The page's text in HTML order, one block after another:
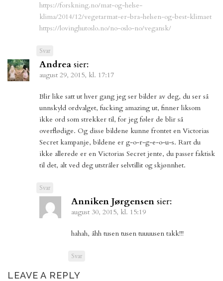
https://forskning.no/mat-og-helse-
klima/2014/12/vegetarmat-er-bra-helsen-og-best-klimaet
https://lovinghutoslo.no/no-oslo-no/vegansk/
Svar
Andrea sier:
august 29, 2015, kl. 17:17
Blir like satt ut hver gang jeg ser bilder av deg, du ser så
unnskyld ordvalget, fucking amazing ut, finner liksom
ikke ord som strekker til, for jeg føler de blir så
overflødige. Og disse bildene kunne frontet en Victorias
Secret kampanje, bildene er g-o-r-g-e-o-u-s. Rart du
ikke allerede er en Victorias Secret jente, du passer faktisk
til det, alt ved deg utstråler selvtillit og skjønnhet.
Svar
Anniken Jørgensen sier:
august 30, 2015, kl. 15:19
hahah, åhh tusen tusen tuuuusen takk!!!
Svar
LEAVE A REPLY